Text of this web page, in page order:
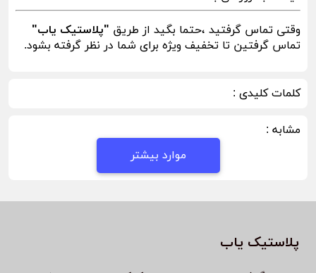
وقتی تماس گرفتید ،حتما بگید از طریق "پلاستیک یاب"
تماس گرفتین تا تخفیف ویژه برای شما در نظر گرفته بشود.
کلمات کلیدی :
مشابه :
موارد بیشتر
پلاستیک یاب